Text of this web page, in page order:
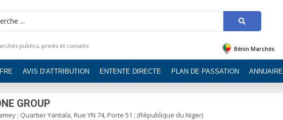
publics, privés et conseils Bénin Marchés
AVIS D’ATTRIBUTION ENTENTE DIRECTE PLAN DE PASSATION ANNUAIRE
GROUP
; Quartier Yantala, Rue YN 74, Porte 51 ; (République du Niger)